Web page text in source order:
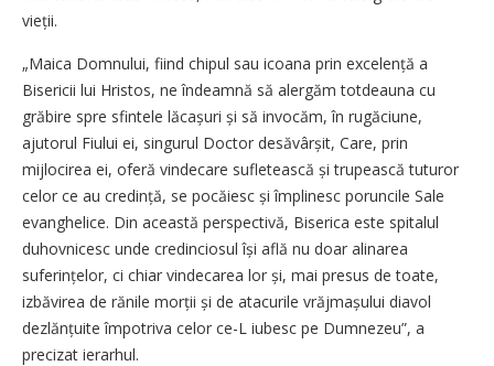
vieții.
„Maica Domnului, fiind chipul sau icoana prin excelență a
Bisericii lui Hristos, ne îndeamnă să alergăm totdeauna cu
grăbire spre sfintele lăcașuri și să invocăm, în rugăciune,
ajutorul Fiului ei, singurul Doctor desăvârșit, Care, prin
mijlocirea ei, oferă vindecare sufletească și trupească tuturor
celor ce au credință, se pocăiesc și împlinesc poruncile Sale
evanghelice. Din această perspectivă, Biserica este spitalul
duhovnicesc unde credinciosul își află nu doar alinarea
suferințelor, ci chiar vindecarea lor și, mai presus de toate,
izbăvirea de rănile morții și de atacurile vrăjmașului diavol
dezlănțuite împotriva celor ce-L iubesc pe Dumnezeu”, a
precizat ierarhul.